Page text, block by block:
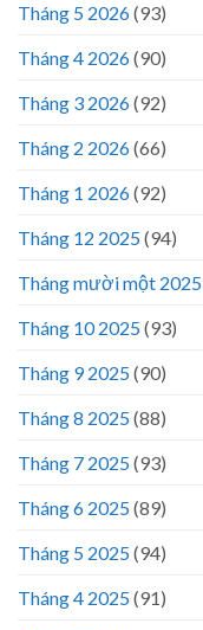
Tháng 5 2026(93)
Tháng 4 2026(90)
Tháng 3 2026(92)
Tháng 2 2026(66)
Tháng 1 2026(92)
Tháng 12 2025(94)
Tháng mười một 2025
Tháng 10 2025(93)
Tháng 9 2025(90)
Tháng 8 2025(88)
Tháng 7 2025(93)
Tháng 6 2025(89)
Tháng 5 2025(94)
Tháng 4 2025(91)